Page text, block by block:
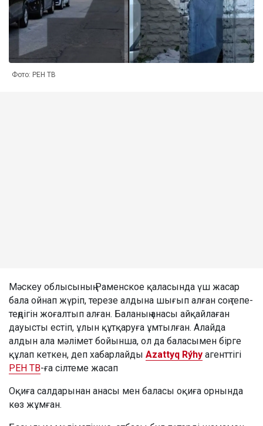
Фото: РЕН ТВ
Мәскеу облысының Раменское қаласында үш жасар
бала ойнап жүріп, терезе алдына шығып алған соң тепе-
теңдігін жоғалтып алған. Баланың анасы айқайлаған
дауысты естіп, ұлын құтқаруға ұмтылған. Алайда
алдын ала мәлімет бойынша, ол да баласымен бірге
құлап кеткен, деп хабарлайды Azattyq Rýhy агенттігі
РЕН ТВ-ға сілтеме жасап
Оқиға салдарынан анасы мен баласы оқиға орнында
көз жұмған.